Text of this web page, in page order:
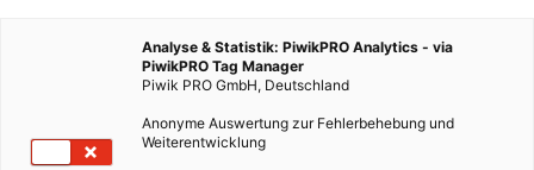
Analyse & Statistik: PiwikPRO Analytics - via
PiwikPRO Tag Manager
Piwik PRO GmbH, Deutschland
Anonyme Auswertung zur Fehlerbehebung und
Weiterentwicklung